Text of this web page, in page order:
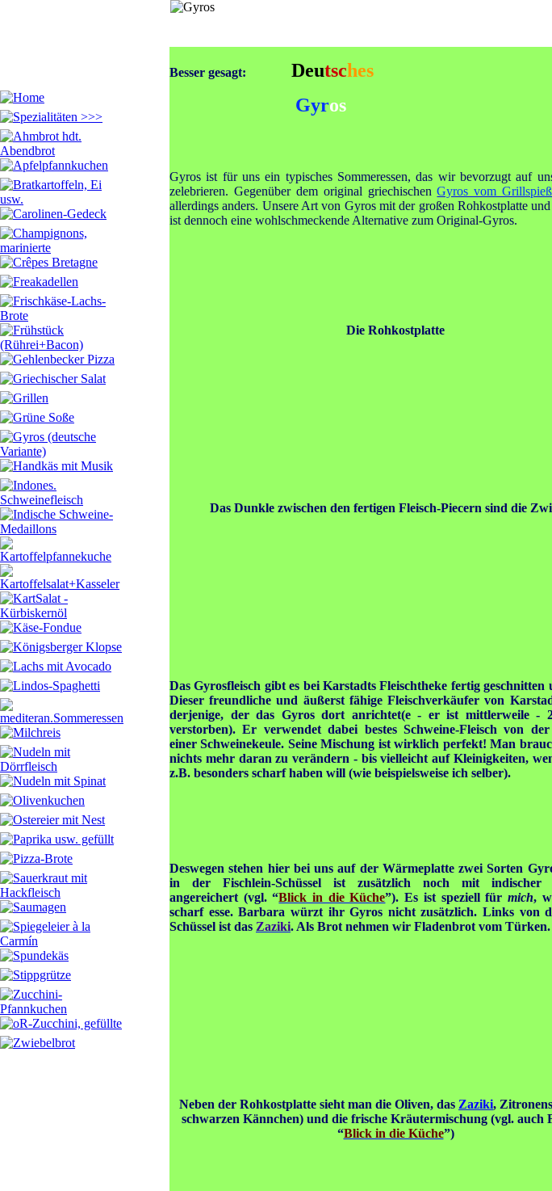
Besser gesagt: Deutsches
Gyros
Gyros ist für uns ein typisches Sommeressen, das wir bevorzugt auf
zelebrieren. Gegenüber dem original griechischenGyros vom Grillspieß
allerdings anders. Unsere Art von Gyros mit der großen Rohkostplatte
ist dennoch eine wohlschmeckende Alternative zum Original-Gyros.
Die Rohkostplatte
Das Dunkle zwischen den fertigen Fleisch-Piecern sind die
Das Gyrosfleisch gibt es bei Karstadts Fleischtheke fertig geschnitten
Dieser freundliche und äußerst fähige Fleischverkäufer von
derjenige, der das Gyros dort anrichtet(e - er ist mittlerweile -
verstorben). Er verwendet dabei bestes Schweine-Fleisch von
einer Schweinekeule. Seine Mischung ist wirklich perfekt! Man
nichts mehr daran zu verändern - bis vielleicht auf Kleinigkeiten,
z.B. besonders scharf haben will (wie beispielsweise ich selber).
Deswegen stehen hier bei uns auf der Wärmeplatte zwei Sorten
in der Fischlein-Schüssel ist zusätzlich noch mit indischer
angereichert (vgl. “Blick in die Küche”). Es ist speziell für mich,
scharf esse. Barbara würzt ihr Gyros nicht zusätzlich. Links von
Schüssel ist das Zaziki. Als Brot nehmen wir Fladenbrot vom Türken.
Neben der Rohkostplatte sieht man die Oliven, das Zaziki,
schwarzen Kännchen) und die frische Kräutermischung (vgl. auch
“Blick in die Küche”)